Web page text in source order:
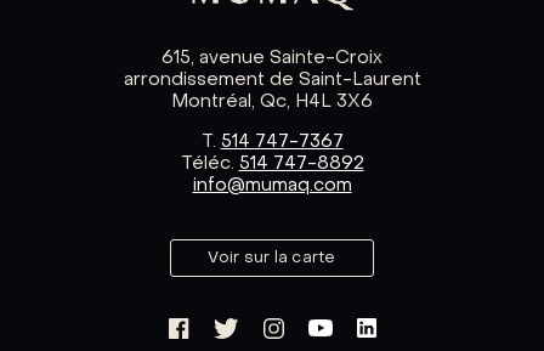
615, avenue Sainte-Croix
arrondissement de Saint-Laurent
Montréal, Qc, H4L 3X6
T. 514 747-7367
Téléc. 514 747-8892
info@mumaq.com
Voir sur la carte